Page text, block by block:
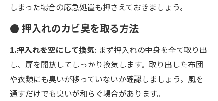
しまった場合の応急処置も押さえておきましょう。
● 押入れのカビ臭を取る方法
1.押入れを空にして換気: まず押入れの中身を全て取り出
し、扉を開放してしっかり換気します。取り出した布団
や衣類にも臭いが移っていないか確認しましょう。風を
通すだけでも臭いが和らぐ場合があります。